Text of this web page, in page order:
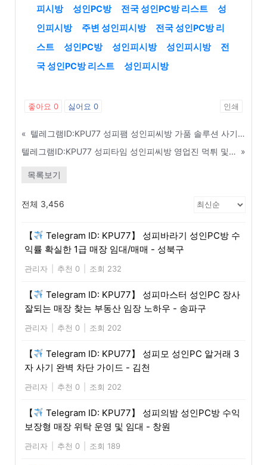
피시방
성인PC방 전국 성인PC방 리스트
성
인피시방
주변 성인피시방
전국 성인PC방 리
스트
성인PC방 성인피시방 성인피시방
전
국 성인PC방 리스트
성인피시방
좋아요 0 싫어요 0 인쇄
«
텔레그램ID:KPU77 성피팸 성인피씨방 가품 솔루션 사기 수법 및 예방 가이드 - 화성
텔레그램ID:KPU77 성피타임 성인피씨방 영업진 먹튀 및 통협 장협박 완벽 대응법 - 태안
»
목록보기
전체 3,456
【
Telegram ID: KPU77】 성피바라기 성인PC방 수
익률 확실한 1급 매장 임대/매매 - 성북구
관리자 추천 0 조회 232
【
Telegram ID: KPU77】 성피마스터 성인PC 장사
잘되는 매장 찾는 부동산 임장 노하우 - 송파구
관리자 추천 0 조회 202
【
Telegram ID: KPU77】 성피모 성인PC 알거래 3
자 사기 완벽 차단 가이드 - 김천
관리자 추천 0 조회 202
【
Telegram ID: KPU77】 성피의밤 성인PC방 수익
보장형 매장 위탁 운영 및 임대 - 창원
관리자 추천 0 조회 189